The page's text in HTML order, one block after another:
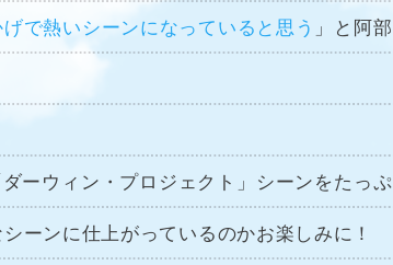
で熱いシーンになっていると思う 」と阿部
ーウィン・プロジェクト」シーンをたっぷ
ーンに仕上がっているのかお楽しみに！